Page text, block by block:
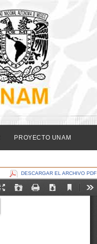
PROYECTO UNAM
DESCARGAR EL ARCHIVO PDF